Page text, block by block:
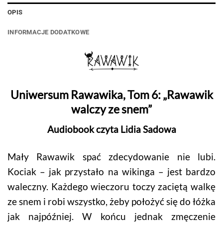
OPIS
INFORMACJE DODATKOWE
Uniwersum Rawawika, Tom 6: „Rawawik
walczy ze snem”
Audiobook czyta Lidia Sadowa
Mały Rawawik spać zdecydowanie nie lubi.
Kociak – jak przystało na wikinga – jest bardzo
waleczny. Każdego wieczoru toczy zaciętą walkę
ze snem i robi wszystko, żeby położyć się do łóżka
jak najpóźniej. W końcu jednak zmęczenie